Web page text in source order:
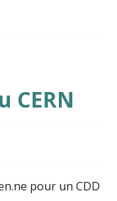
CERN
pour un CDD